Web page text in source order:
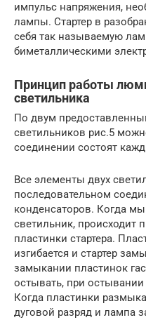
импульс напряжения,
лампы. Стартер в
себя так называемую
биметаллическими
Принцип работы
светильника
По двум
светильников рис.5
соединении состоят
Все элементы двух
последовательном
конденсаторов. Когда
светильник, происходит
пластинки стартера.
изгибается и стартер
замыкании пластинок
остывать, при
Когда пластинки
дуговой разряд и лампа